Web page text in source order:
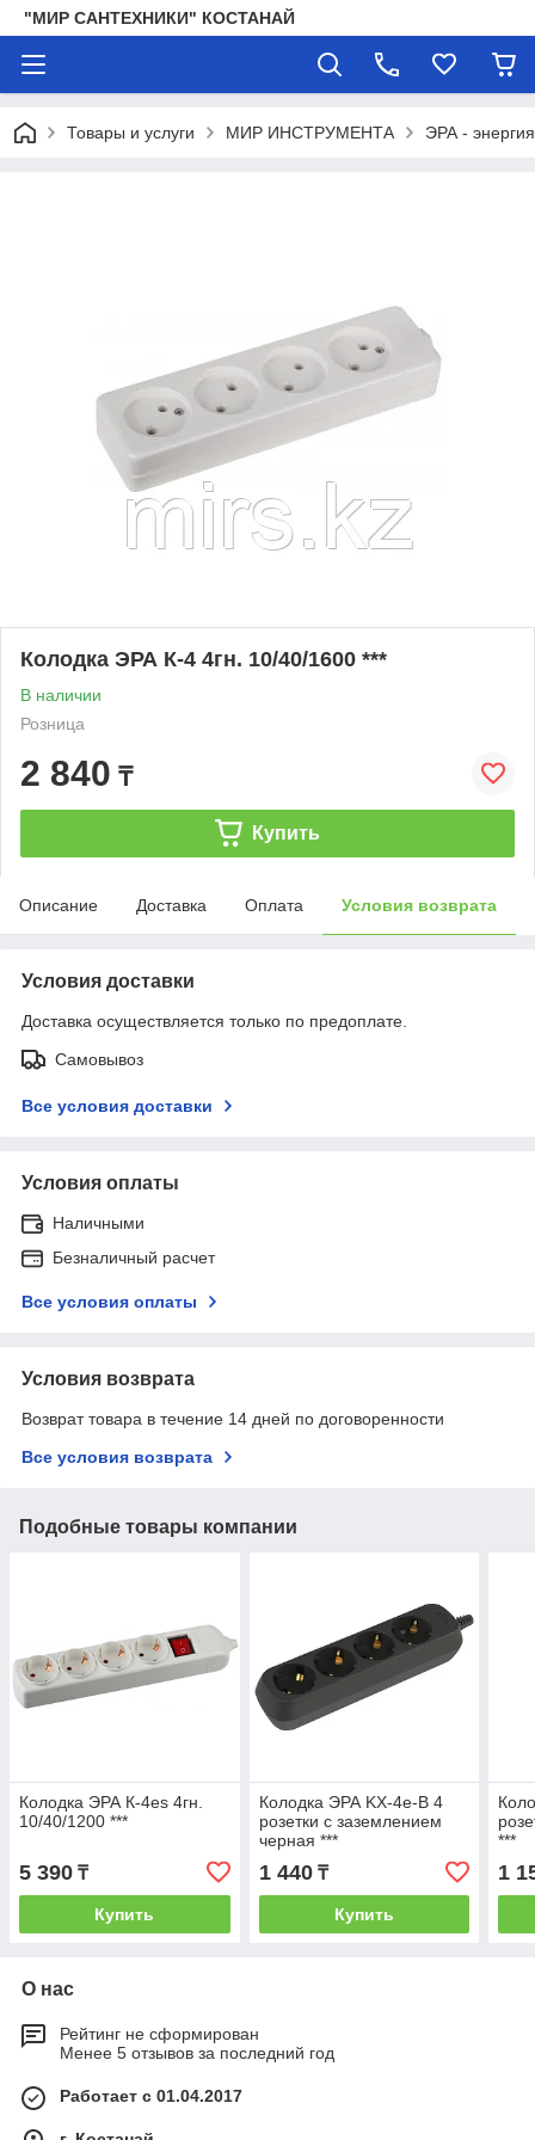
"МИР САНТЕХНИКИ" КОСТАНАЙ
Товары и услуги МИР ИНСТРУМЕНТА ЭРА -
Колодка ЭРА К-4 4гн. 10/40/1600 ***
В наличии
Розница
2 840 ₸
Купить
Описание Доставка Оплата Условия возврата
Условия доставки
Доставка осуществляется только по предоплате.
Самовывоз
Все условия доставки
Условия оплаты
Наличными
Безналичный расчет
Все условия оплаты
Условия возврата
Возврат товара в течение 14 дней по договоренности
Все условия возврата
Подобные товары компании
Колодка ЭРА К-4es 4гн.
10/40/1200 ***
5 390 ₸
Купить
Колодка ЭРА KX-4e-B 4
розетки с заземлением
черная ***
1 440₸
Купить
***
1
О нас
Рейтинг не сформирован
Менее 5 отзывов за последний год
Работает с 01.04.2017